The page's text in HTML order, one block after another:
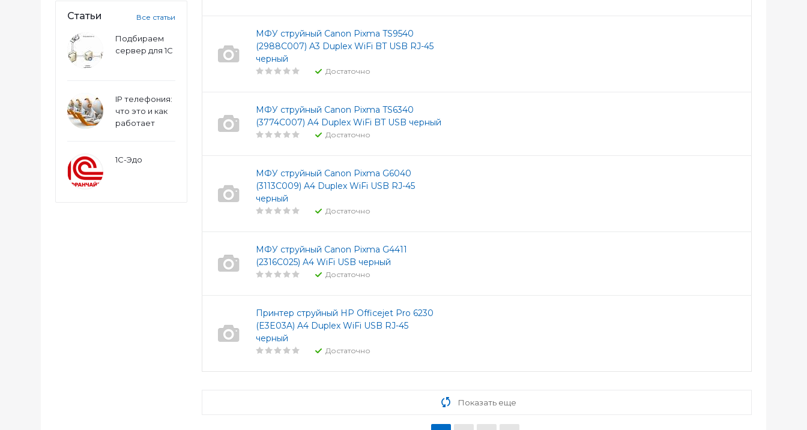
Статьи Все статьи
Подбираем
сервер для 1С
IP телефония:
что это и как
работает
1С-Эдо
МФУ струйный Canon Pixma TS9540
(2988C007) A3 Duplex WiFi BT USB RJ-45
черный
Достаточно
МФУ струйный Canon Pixma TS6340
(3774C007) A4 Duplex WiFi BT USB черный
Достаточно
МФУ струйный Canon Pixma G6040
(3113C009) A4 Duplex WiFi USB RJ-45
черный
Достаточно
МФУ струйный Canon Pixma G4411
(2316C025) A4 WiFi USB черный
Достаточно
Принтер струйный HP Officejet Pro 6230
(E3E03A) A4 Duplex WiFi USB RJ-45
черный
Достаточно
Показать еще